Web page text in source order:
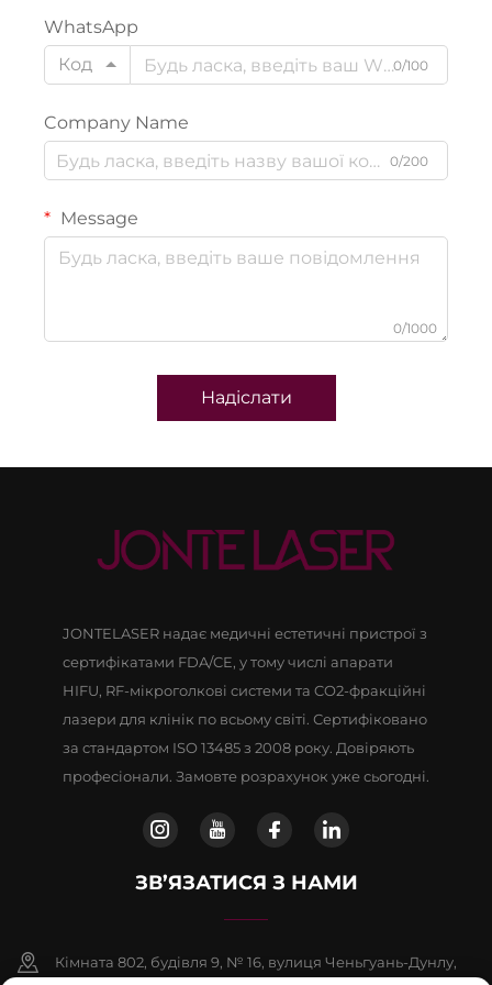
WhatsApp
Код
0/100
Company Name
0/200
Message
0/1000
Надіслати
JONTELASER надає медичні естетичні пристрої з
сертифікатами FDA/CE, у тому числі апарати
HIFU, RF-мікроголкові системи та CO2-фракційні
лазери для клінік по всьому світі. Сертифіковано
за стандартом ISO 13485 з 2008 року. Довіряють
професіонали. Замовте розрахунок уже сьогодні.
ЗВ’ЯЗАТИСЯ З НАМИ
Кімната 802, будівля 9, № 16, вулиця Ченьгуань-Дунлу,